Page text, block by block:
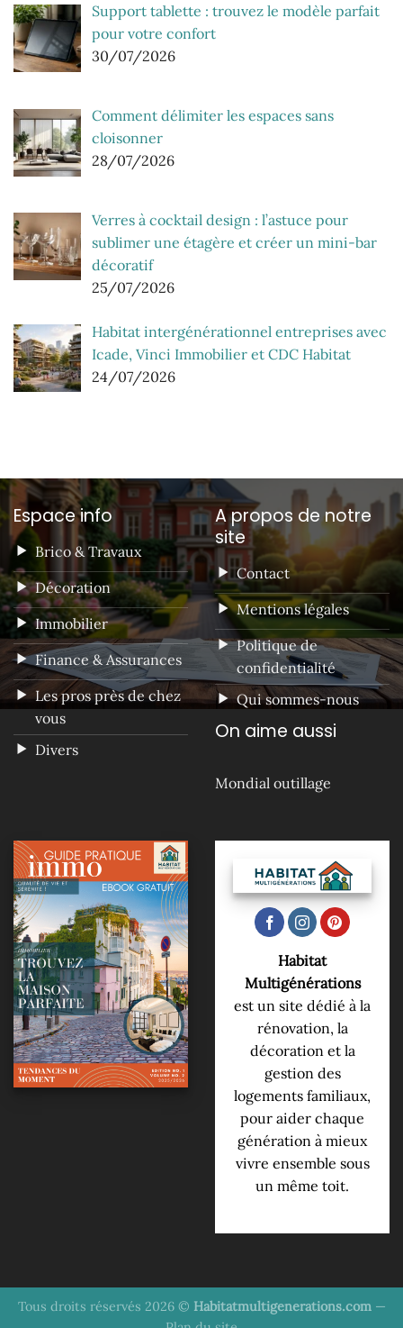
Support tablette : trouvez le modèle parfait
pour votre confort
30/07/2026
Comment délimiter les espaces sans
cloisonner
28/07/2026
Verres à cocktail design : l’astuce pour
sublimer une étagère et créer un mini-bar
décoratif
25/07/2026
Habitat intergénérationnel entreprises avec
Icade, Vinci Immobilier et CDC Habitat
24/07/2026
Espace info
Brico & Travaux
Décoration
Immobilier
Finance & Assurances
Les pros près de chez
vous
Divers
A propos de notre
site
Contact
Mentions légales
Politique de
confidentialité
Qui sommes-nous
On aime aussi
Mondial outillage
Habitat
Multigénérations
est un site dédié à la
rénovation, la
décoration et la
gestion des
logements familiaux,
pour aider chaque
génération à mieux
vivre ensemble sous
un même toit.
Tous droits réservés 2026 © Habitatmultigenerations.com—